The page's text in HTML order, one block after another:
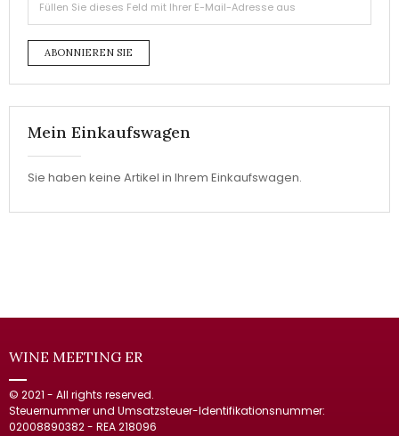
ABONNIEREN SIE
Mein Einkaufswagen
Sie haben keine Artikel in Ihrem Einkaufswagen.
WINE MEETING ER
© 2021 - All rights reserved.
Steuernummer und Umsatzsteuer-Identifikationsnummer:
02008890382 - REA 218096